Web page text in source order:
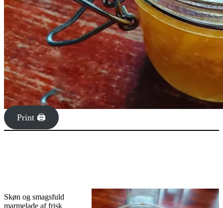
Print 🖨
Skøn og smagsfuld
marmelade af frisk